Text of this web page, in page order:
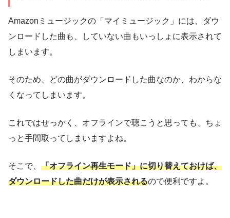
Amazonミュージックの「マイミュージック」には、ダウ
ンロードした曲も、していない曲もいっしょに表示されて
しまいます。
そのため、どの曲がダウンロードした曲なのか、わからな
くなってしまいます。
これではせっかく、オフラインで聴こうと思っても、ちょ
っと手間取ってしまいますよね。
そこで、 「オフライン再生モード」に切り替えておけば、
ダウンロードした曲だけが表示されるので便利ですよ。